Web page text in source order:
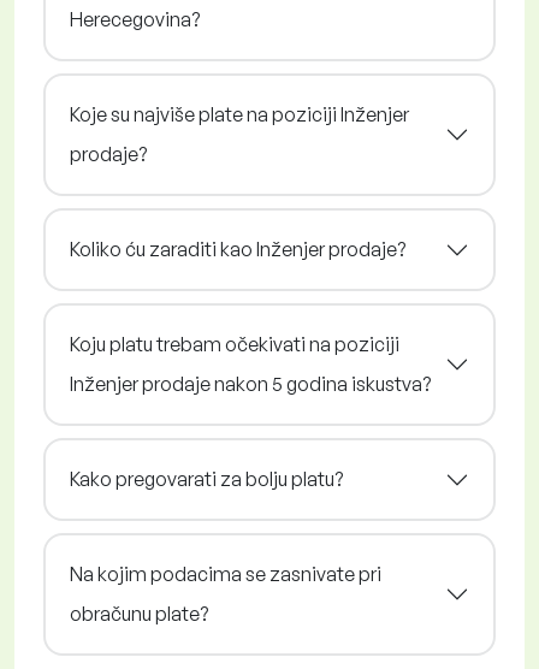
Herecegovina?
Koje su najviše plate na poziciji Inženjer
prodaje?
Koliko ću zaraditi kao Inženjer prodaje?
Koju platu trebam očekivati na poziciji
Inženjer prodaje nakon 5 godina iskustva?
Kako pregovarati za bolju platu?
Na kojim podacima se zasnivate pri
obračunu plate?